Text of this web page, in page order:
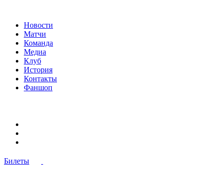
Новости
Матчи
Команда
Медиа
Клуб
История
Контакты
Фаншоп
Билеты